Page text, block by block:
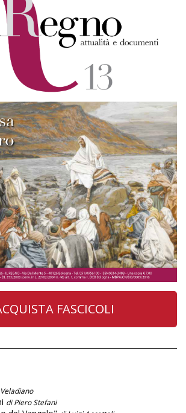
FASCICOLI
di Piero Stefani